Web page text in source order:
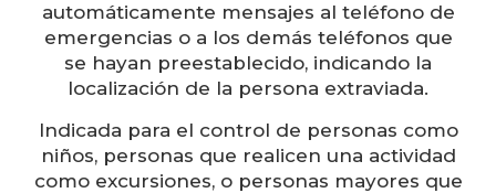
automáticamente mensajes al teléfono de
emergencias o a los demás teléfonos que
se hayan preestablecido, indicando la
localización de la persona extraviada.
Indicada para el control de personas como
niños, personas que realicen una actividad
como excursiones, o personas mayores que